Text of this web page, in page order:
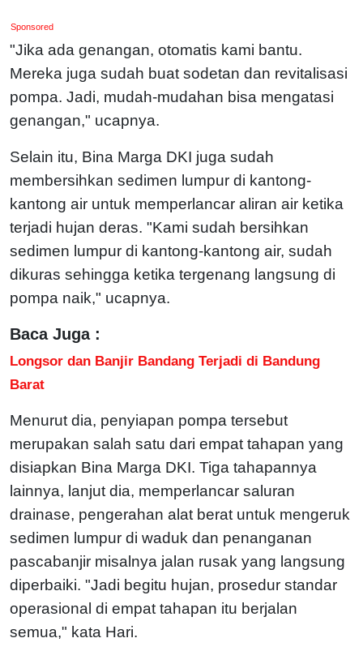
Sponsored
"Jika ada genangan, otomatis kami bantu.
Mereka juga sudah buat sodetan dan revitalisasi
pompa. Jadi, mudah-mudahan bisa mengatasi
genangan," ucapnya.
Selain itu, Bina Marga DKI juga sudah
membersihkan sedimen lumpur di kantong-
kantong air untuk memperlancar aliran air ketika
terjadi hujan deras. "Kami sudah bersihkan
sedimen lumpur di kantong-kantong air, sudah
dikuras sehingga ketika tergenang langsung di
pompa naik," ucapnya.
Baca Juga :
Longsor dan Banjir Bandang Terjadi di Bandung
Barat
Menurut dia, penyiapan pompa tersebut
merupakan salah satu dari empat tahapan yang
disiapkan Bina Marga DKI. Tiga tahapannya
lainnya, lanjut dia, memperlancar saluran
drainase, pengerahan alat berat untuk mengeruk
sedimen lumpur di waduk dan penanganan
pascabanjir misalnya jalan rusak yang langsung
diperbaiki. "Jadi begitu hujan, prosedur standar
operasional di empat tahapan itu berjalan
semua," kata Hari.